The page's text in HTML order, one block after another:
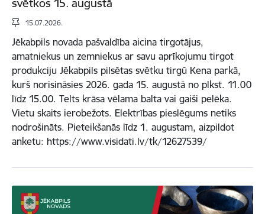
svētkos 15. augustā
15.07.2026.
Jēkabpils novada pašvaldība aicina tirgotājus,
amatniekus un zemniekus ar savu aprīkojumu tirgot
produkciju Jēkabpils pilsētas svētku tirgū Kena parkā,
kurš norisināsies 2026. gada 15. augustā no plkst. 11.00
līdz 15.00. Telts krāsa vēlama balta vai gaiši pelēka.
Vietu skaits ierobežots. Elektrības pieslēgums netiks
nodrošināts. Pieteikšanās līdz 1. augustam, aizpildot
anketu: https://www.visidati.lv/tk/12627539/